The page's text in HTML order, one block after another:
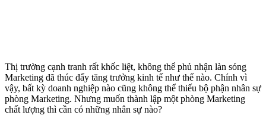
Thị trường cạnh tranh rất khốc liệt, không thể phủ nhận làn sóng
Marketing đã thúc đẩy tăng trưởng kinh tế như thế nào. Chính vì
vậy, bất kỳ doanh nghiệp nào cũng không thể thiếu bộ phận nhân sự
phòng Marketing. Nhưng muốn thành lập một phòng Marketing
chất lượng thì cần có những nhân sự nào?